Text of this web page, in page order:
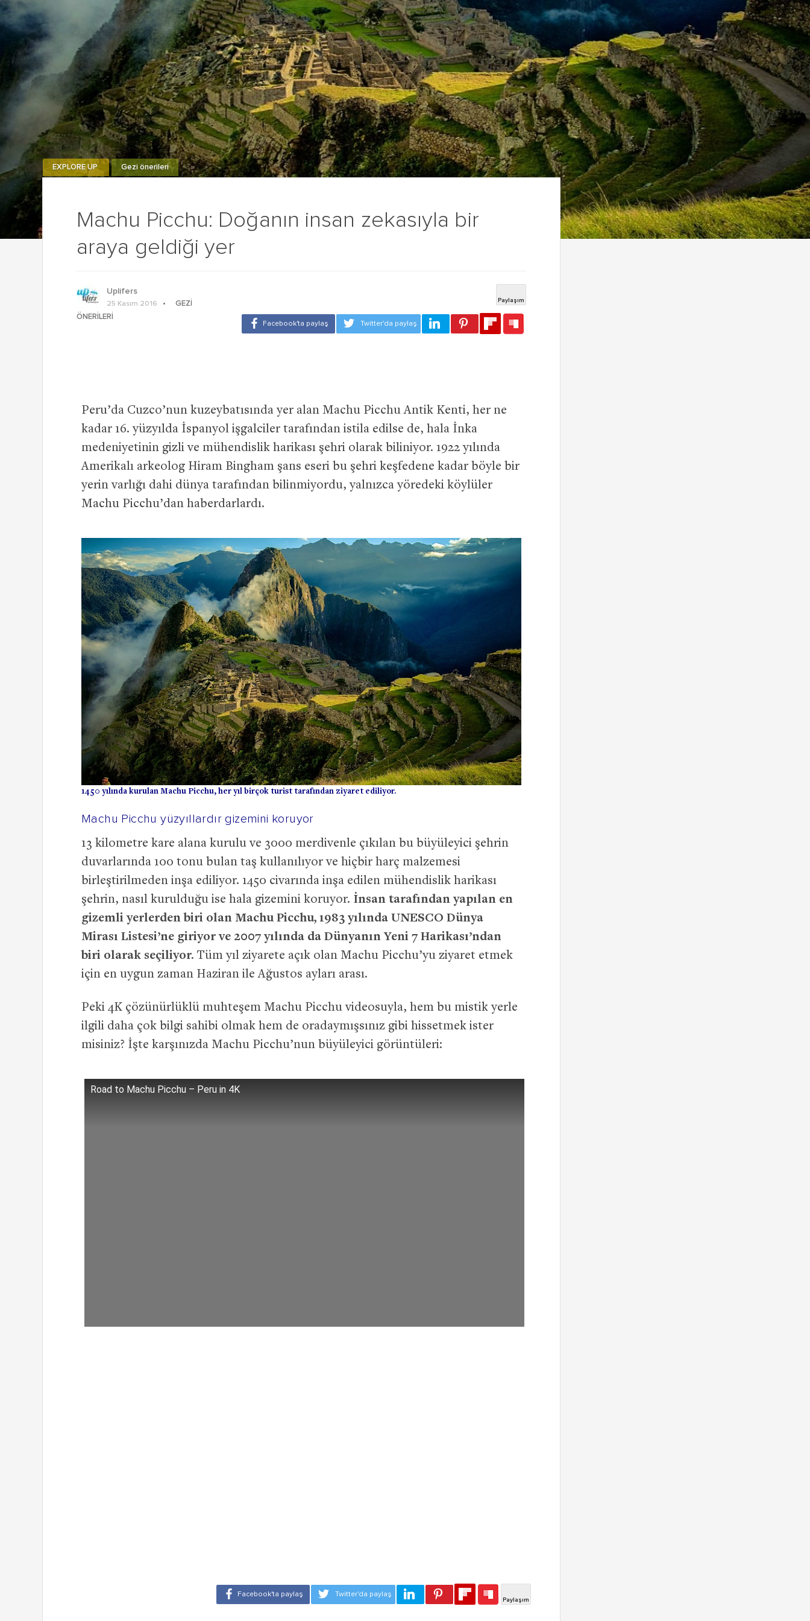
Machu Picchu: Doğanın insan zekasıyla bir
araya geldiği yer
EXPLORE UP Gezi önerileri
Uplifers
25 Kasım 2016
GEZI
ÖNERILERI
Peru’da Cuzco’nun kuzeybatısında yer alan Machu Picchu Antik Kenti, her ne
kadar 16. yüzyılda İspanyol işgalciler tarafından istila edilse de, hala İnka
medeniyetinin gizli ve mühendislik harikası şehri olarak biliniyor. 1922 yılında
Amerikalı arkeolog Hiram Bingham şans eseri bu şehri keşfedene kadar böyle bir
yerin varlığı dahi dünya tarafından bilinmiyordu, yalnızca yöredeki köylüler
Machu Picchu’dan haberdarlardı.
1450 yılında kurulan Machu Picchu, her yıl birçok turist tarafından ziyaret ediliyor.
Machu Picchu yüzyıllardır gizemini koruyor
13 kilometre kare alana kurulu ve 3000 merdivenle çıkılan bu büyüleyici şehrin
duvarlarında 100 tonu bulan taş kullanılıyor ve hiçbir harç malzemesi
birleştirilmeden inşa ediliyor. 1450 civarında inşa edilen mühendislik harikası
şehrin, nasıl kurulduğu ise hala gizemini koruyor. İnsan tarafından yapılan en
gizemli yerlerden biri olan Machu Picchu, 1983 yılında UNESCO Dünya
Mirası Listesi’ne giriyor ve 2007 yılında da Dünyanın Yeni 7 Harikası’ndan
biri olarak seçiliyor. Tüm yıl ziyarete açık olan Machu Picchu’yu ziyaret etmek
için en uygun zaman Haziran ile Ağustos ayları arası.
Peki 4K çözünürlüklü muhteşem Machu Picchu videosuyla, hem bu mistik yerle
ilgili daha çok bilgi sahibi olmak hem de oradaymışsınız gibi hissetmek ister
misiniz? İşte karşınızda Machu Picchu’nun büyüleyici görüntüleri:
Road to Machu Picchu – Peru in 4K